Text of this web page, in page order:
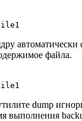
файла.
dump
выполнения